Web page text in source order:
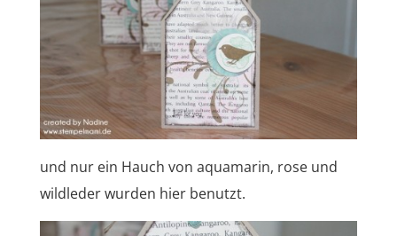
und nur ein Hauch von aquamarin, rose und
wildleder wurden hier benutzt.